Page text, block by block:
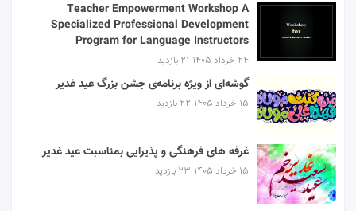
Teacher Empowerment Workshop A
Specialized Professional Development
Program for Language Instructors
۲۴ خرداد ۱۴۰۵ 21 بازدید
گوشه‌ای از ویژه برنامه‌ی جشن بزرگ عید غدیر
۱۵ خرداد ۱۴۰۵ 22 بازدید
غرفه های فرهنگی و پذیرایی بمناسبت عید غدیر
۱۵ خرداد ۱۴۰۵ 23 بازدید